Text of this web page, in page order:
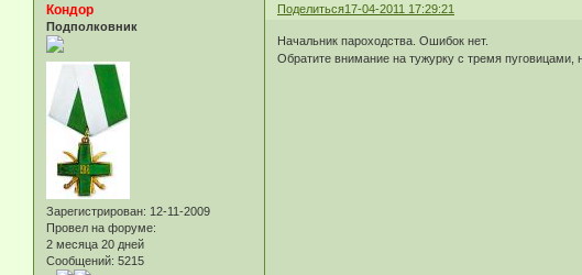
Поделиться17-04-2011 17:29:21
Кондор
Подполковник
Зарегистрирован: 12-11-2009
Провел на форуме:
2 месяца 20 дней
Сообщений: 5215
Начальник пароходства. Ошибок нет.
Обратите внимание на тужурку с тремя пуговицами,